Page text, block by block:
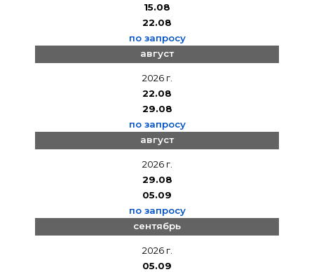
15.08
22.08
по запросу
август
2026 г.
22.08
29.08
по запросу
август
2026 г.
29.08
05.09
по запросу
сентябрь
2026 г.
05.09